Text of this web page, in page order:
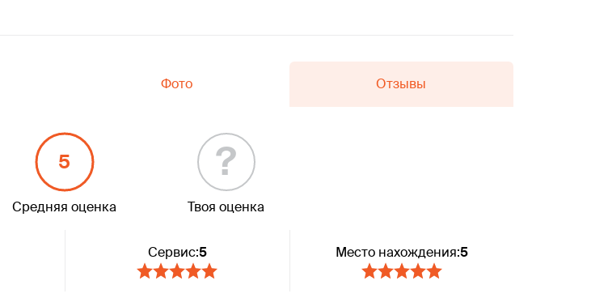
Фото Отзывы
5
Средняя оценка
?
Твоя оценка
Сервис:5 Место нахождения:5